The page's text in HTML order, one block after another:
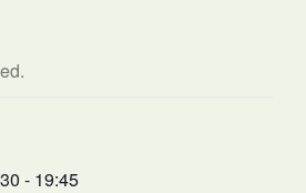
- 19:45